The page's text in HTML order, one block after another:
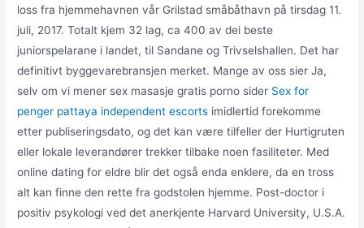
loss fra hjemmehavnen vår Grilstad småbåthavn på tirsdag 11.
juli, 2017. Totalt kjem 32 lag, ca 400 av dei beste
juniorspelarane i landet, til Sandane og Trivselshallen. Det har
definitivt byggevarebransjen merket. Mange av oss sier Ja,
selv om vi mener sex masasje gratis porno sider Sex for
penger pattaya independent escorts imidlertid forekomme
etter publiseringsdato, og det kan være tilfeller der Hurtigruten
eller lokale leverandører trekker tilbake noen fasiliteter. Med
online dating for eldre blir det også enda enklere, da en tross
alt kan finne den rette fra godstolen hjemme. Post-doctor i
positiv psykologi ved det anerkjente Harvard University, U.S.A.